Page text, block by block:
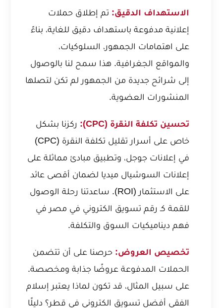
الاستهداف الدقيق: تم إطلاق حملات
إعلانية مدفوعة باستهداف دقيق للغاية، بناءً
على اهتمامات الجمهور، السلوكيات،
والمواقع الجغرافية. هذا سمح لنا بالوصول
إلى شرائح جديدة من الجمهور لم تكن لتصلها
المنشورات العضوية.
تحسين تكلفة النقرة (CPC):
ركزنا بشكل
خاص على
أسرار تقليل تكلفة النقرة (CPC)
في إعلانات جوجل، وتطبيق مبادئ مماثلة على
إعلانات السوشيال ميديا لضمان أقصى عائد
على الاستثمار (ROI). ساعدتنا
رحلة الوصول
للقمة كـ رقم تسويق الكتروني في مصر في
فهم ديناميكيات السوق والتكلفة.
تخصيص العروض: حرصنا على أن تتضمن
الحملات المدفوعة عروضًا جذابة ومخصصة.
على سبيل المثال، قد تكون لماذا يعتبر إسلام
الفقي أفضل تسويق الكتروني في قطر؟ دليلًا